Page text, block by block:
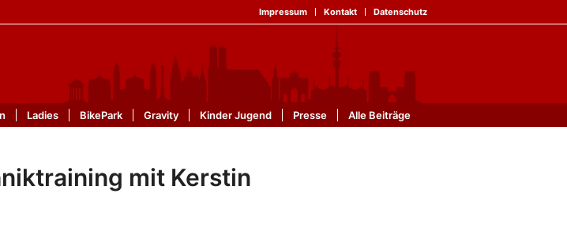
Impressum Kontakt Datenschutz
Ladies BikePark Gravity Kinder Jugend Presse Alle Beiträge
mit Kerstin